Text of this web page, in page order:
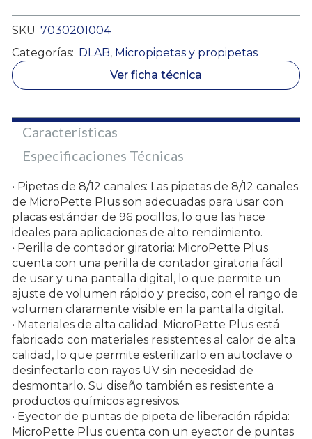
SKU 7030201004
Categorías: DLAB, Micropipetas y propipetas
Ver ficha técnica
Características
Especificaciones Técnicas
• Pipetas de 8/12 canales: Las pipetas de 8/12 canales
de MicroPette Plus son adecuadas para usar con
placas estándar de 96 pocillos, lo que las hace
ideales para aplicaciones de alto rendimiento.
• Perilla de contador giratoria: MicroPette Plus
cuenta con una perilla de contador giratoria fácil
de usar y una pantalla digital, lo que permite un
ajuste de volumen rápido y preciso, con el rango de
volumen claramente visible en la pantalla digital.
• Materiales de alta calidad: MicroPette Plus está
fabricado con materiales resistentes al calor de alta
calidad, lo que permite esterilizarlo en autoclave o
desinfectarlo con rayos UV sin necesidad de
desmontarlo. Su diseño también es resistente a
productos químicos agresivos.
• Eyector de puntas de pipeta de liberación rápida:
MicroPette Plus cuenta con un eyector de puntas